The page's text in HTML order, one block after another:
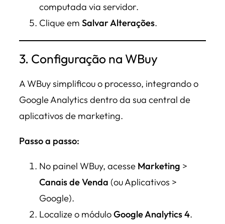
computada via servidor.
Clique em Salvar Alterações.
3. Configuração na WBuy
A WBuy simplificou o processo, integrando o
Google Analytics dentro da sua central de
aplicativos de marketing.
Passo a passo:
No painel WBuy, acesse Marketing >
Canais de Venda (ou Aplicativos >
Google).
Localize o móduloGoogle Analytics 4.